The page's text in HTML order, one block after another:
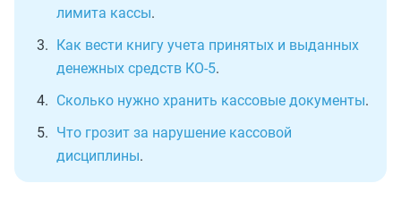
лимита кассы.
Как вести книгу учета принятых и выданных
денежных средств КО-5.
Сколько нужно хранить кассовые документы.
Что грозит за нарушение кассовой
дисциплины.